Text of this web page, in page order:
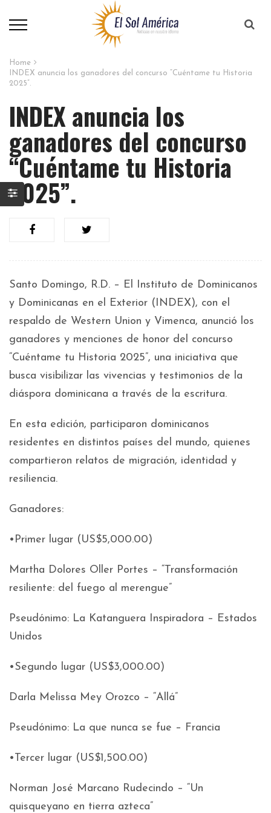
Home
INDEX anuncia los ganadores del concurso “Cuéntame tu Historia
2025”.
INDEX anuncia los
ganadores del concurso
“Cuéntame tu Historia
2025”.
Santo Domingo, R.D. – El Instituto de Dominicanos
y Dominicanas en el Exterior (INDEX), con el
respaldo de Western Union y Vimenca, anunció los
ganadores y menciones de honor del concurso
“Cuéntame tu Historia 2025”, una iniciativa que
busca visibilizar las vivencias y testimonios de la
diáspora dominicana a través de la escritura.
En esta edición, participaron dominicanos
residentes en distintos países del mundo, quienes
compartieron relatos de migración, identidad y
resiliencia.
Ganadores:
•Primer lugar (US$5,000.00)
Martha Dolores Oller Portes – “Transformación
resiliente: del fuego al merengue”
Pseudónimo: La Katanguera Inspiradora – Estados
Unidos
•Segundo lugar (US$3,000.00)
Darla Melissa Mey Orozco – “Allá”
Pseudónimo: La que nunca se fue – Francia
•Tercer lugar (US$1,500.00)
Norman José Marcano Rudecindo – “Un
quisqueyano en tierra azteca”